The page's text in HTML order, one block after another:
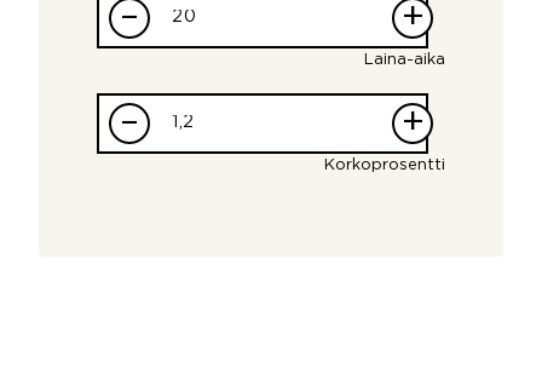
– +
Laina-aika
– +
Korkoprosentti